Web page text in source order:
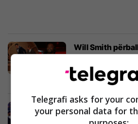
Will Smith
Rock në një rep
duke rikujtuar
shuplakës në
Yjet 30/06/2025
Will Smith bën
krenare me
Telegrafi asks for your
your personal data for